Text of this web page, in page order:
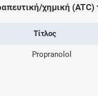
χημική (ATC)
Τίτλος
Propranolol